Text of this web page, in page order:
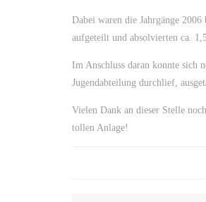
Dabei waren die Jahrgänge
aufgeteilt und absolvierten ca.
Im Anschluss daran konnte sich
Jugendabteilung durchlief,
Vielen Dank an dieser Stelle
tollen Anlage!